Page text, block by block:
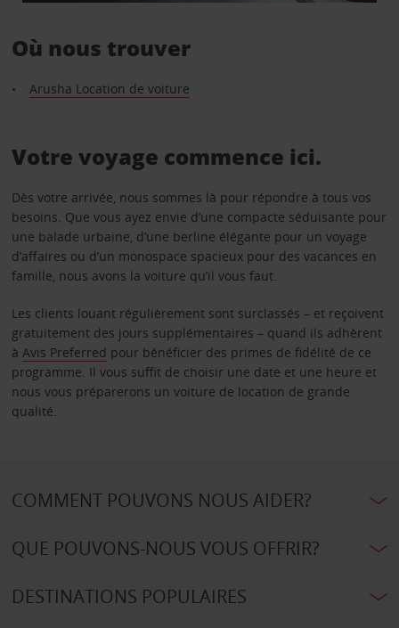
Où nous trouver
Arusha Location de voiture
Votre voyage commence ici.
Dès votre arrivée, nous sommes là pour répondre à tous vos
besoins. Que vous ayez envie d’une compacte séduisante pour
une balade urbaine, d’une berline élégante pour un voyage
d’affaires ou d’un monospace spacieux pour des vacances en
famille, nous avons la voiture qu’il vous faut.
Les clients louant régulièrement sont surclassés – et reçoivent
gratuitement des jours supplémentaires – quand ils adhèrent
à Avis Preferred pour bénéficier des primes de fidélité de ce
programme. Il vous suffit de choisir une date et une heure et
nous vous préparerons un voiture de location de grande
qualité.
COMMENT POUVONS NOUS AIDER?
QUE POUVONS-NOUS VOUS OFFRIR?
DESTINATIONS POPULAIRES